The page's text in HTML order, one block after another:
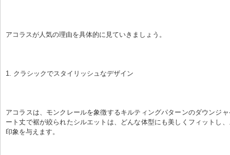
アコラスが人気の理由を具体的に見ていきましょう。
1. クラシックでスタイリッシュなデザイン
アコラスは、モンクレールを象徴するキルティングパターンのダウンジ
ート丈で裾が絞られたシルエットは、どんな体型にも美しくフィットし
印象を与えます。